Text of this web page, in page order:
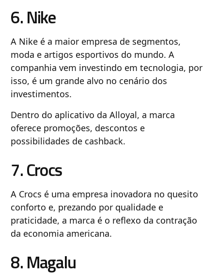
6. Nike
A Nike é a maior empresa de segmentos,
moda e artigos esportivos do mundo. A
companhia vem investindo em tecnologia, por
isso, é um grande alvo no cenário dos
investimentos.
Dentro do aplicativo da Alloyal, a marca
oferece promoções, descontos e
possibilidades de cashback.
7. Crocs
A Crocs é uma empresa inovadora no quesito
conforto e, prezando por qualidade e
praticidade, a marca é o reflexo da contração
da economia americana.
8. Magalu